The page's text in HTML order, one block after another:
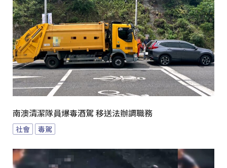
南澳清潔隊員爆毒酒駕 移送法辦調職務
社會 毒駕